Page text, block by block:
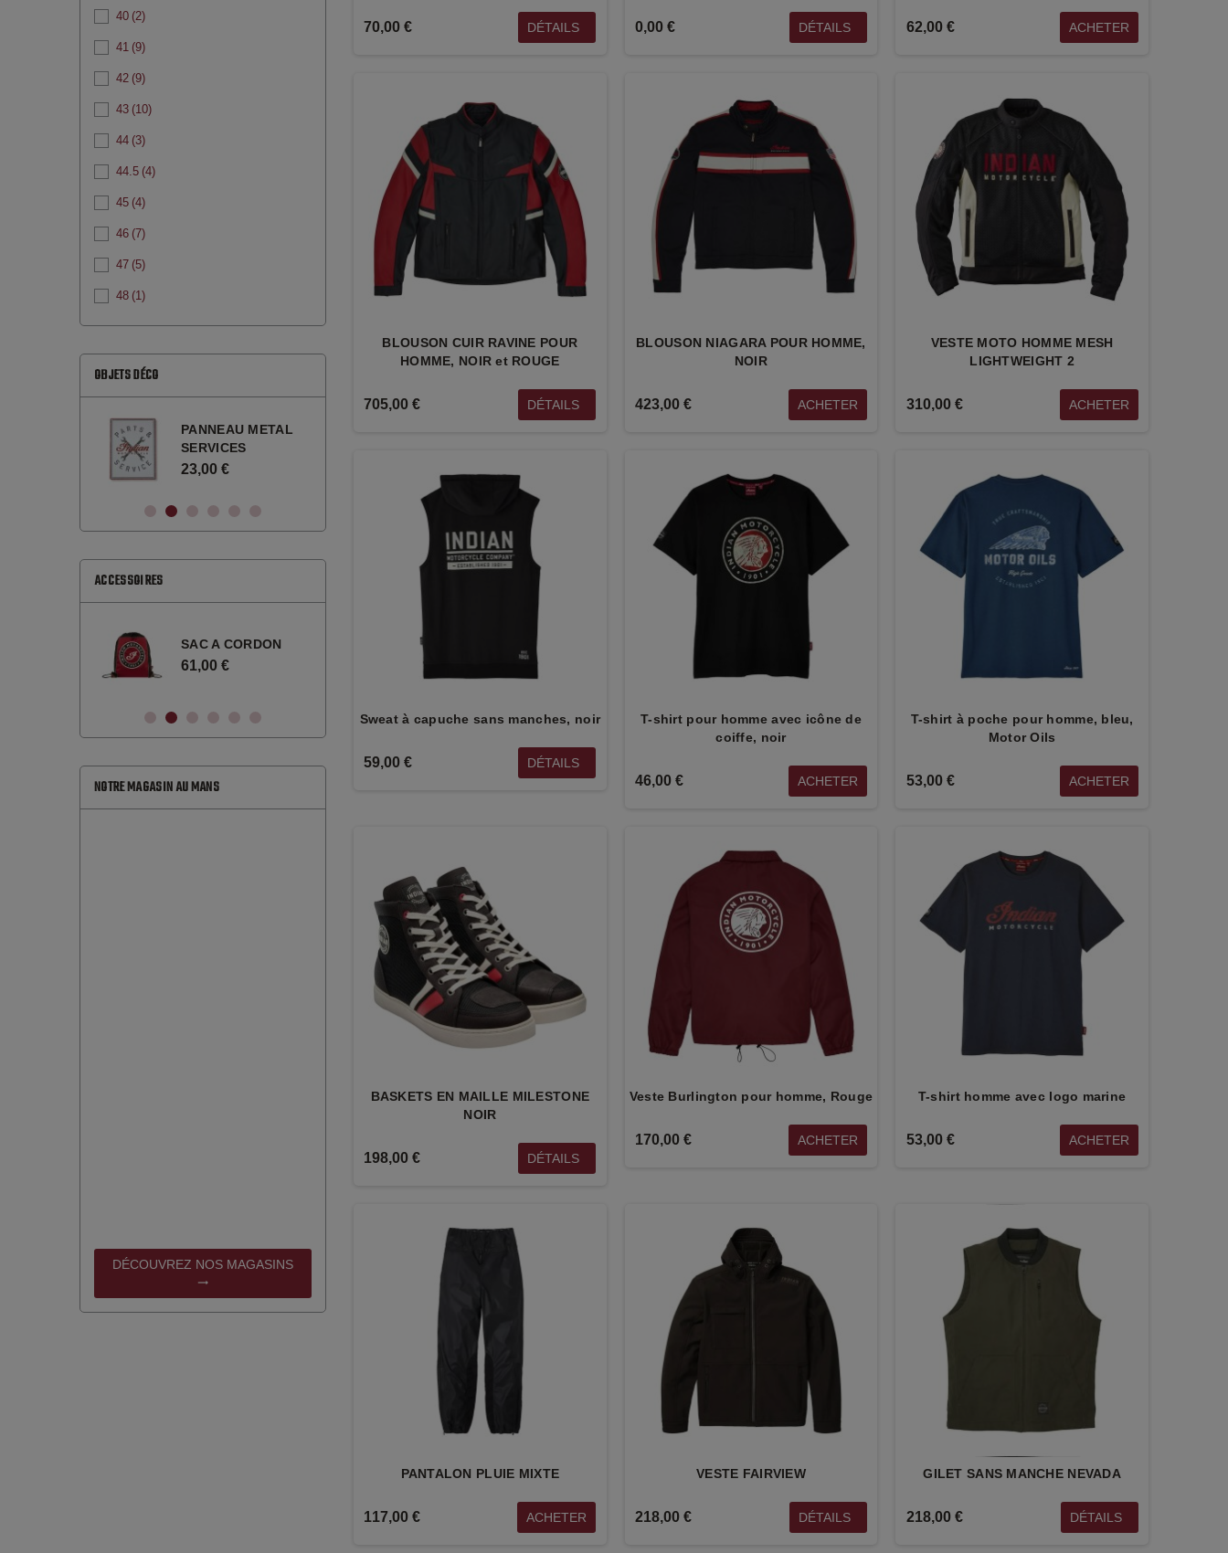
40 (2)
41 (9)
42 (9)
43 (10)
44 (3)
44.5 (4)
45 (4)
46 (7)
47 (5)
48 (1)
OBJETS DÉCO
PANNEAU METAL
BIKE RACING
23,00 €
29,00 €
INSIGNE
ACCESSOIRES
CAMOUFLAGE
59,00 €
PORTEFEUILLE
48,00 €
SAC CANVAS
DUFFLE
219,00 €
NOTRE MAGASIN AU MANS
DÉCOUVREZ NOS MAGASINS
trending_flat
70,00 € DÉTAILS 0,00 € DÉTAILS 62,00 € ACHETER
BLOUSON CUIR RAVINE POUR
HOMME, NOIR et ROUGE
705,00 € DÉTAILS
BLOUSON NIAGARA POUR HOMME,
NOIR
423,00 € ACHETER
VESTE MOTO HOMME MESH
LIGHTWEIGHT 2
310,00 € ACHETER
Sweat à capuche sans manches, noir
59,00 € DÉTAILS
T-shirt pour homme avec icône de
coiffe, noir
46,00 € ACHETER
T-shirt à poche pour homme, bleu,
Motor Oils
53,00 € ACHETER
BASKETS EN MAILLE MILESTONE
NOIR
198,00 € DÉTAILS
Veste Burlington pour homme, Rouge
170,00 € ACHETER
T-shirt homme avec logo marine
53,00 € ACHETER
PANTALON PLUIE MIXTE
117,00 € ACHETER
VESTE FAIRVIEW
218,00 € DÉTAILS
GILET SANS MANCHE NEVADA
218,00 € DÉTAILS